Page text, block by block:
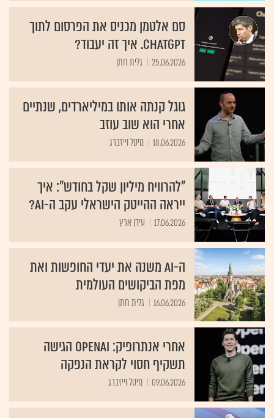
סם אלטמן מכניס את הפרסום לתוך
ChatGPT. איך זה יעבוד?
25.06.2026 גלית חתן
גוגל קנתה אותו במיליארדים, שנתיים
אחרי הוא שוב עוזב
18.06.2026 מיטל וייזברג
"להרוויח מיליון שקל בחודש": איך
ייראה ההייטק הישראלי עקב ה-AI?
17.06.2026 עידן ארץ
ה-AI משנה את יעדי החופשות ואת
מפת הביקושים העולמית
16.06.2026 גלית חתן
אחרי אנתרופיק: OpenAI הגישה
תשקיף חסוי לקראת הנפקה
09.06.2026 מיטל וייזברג